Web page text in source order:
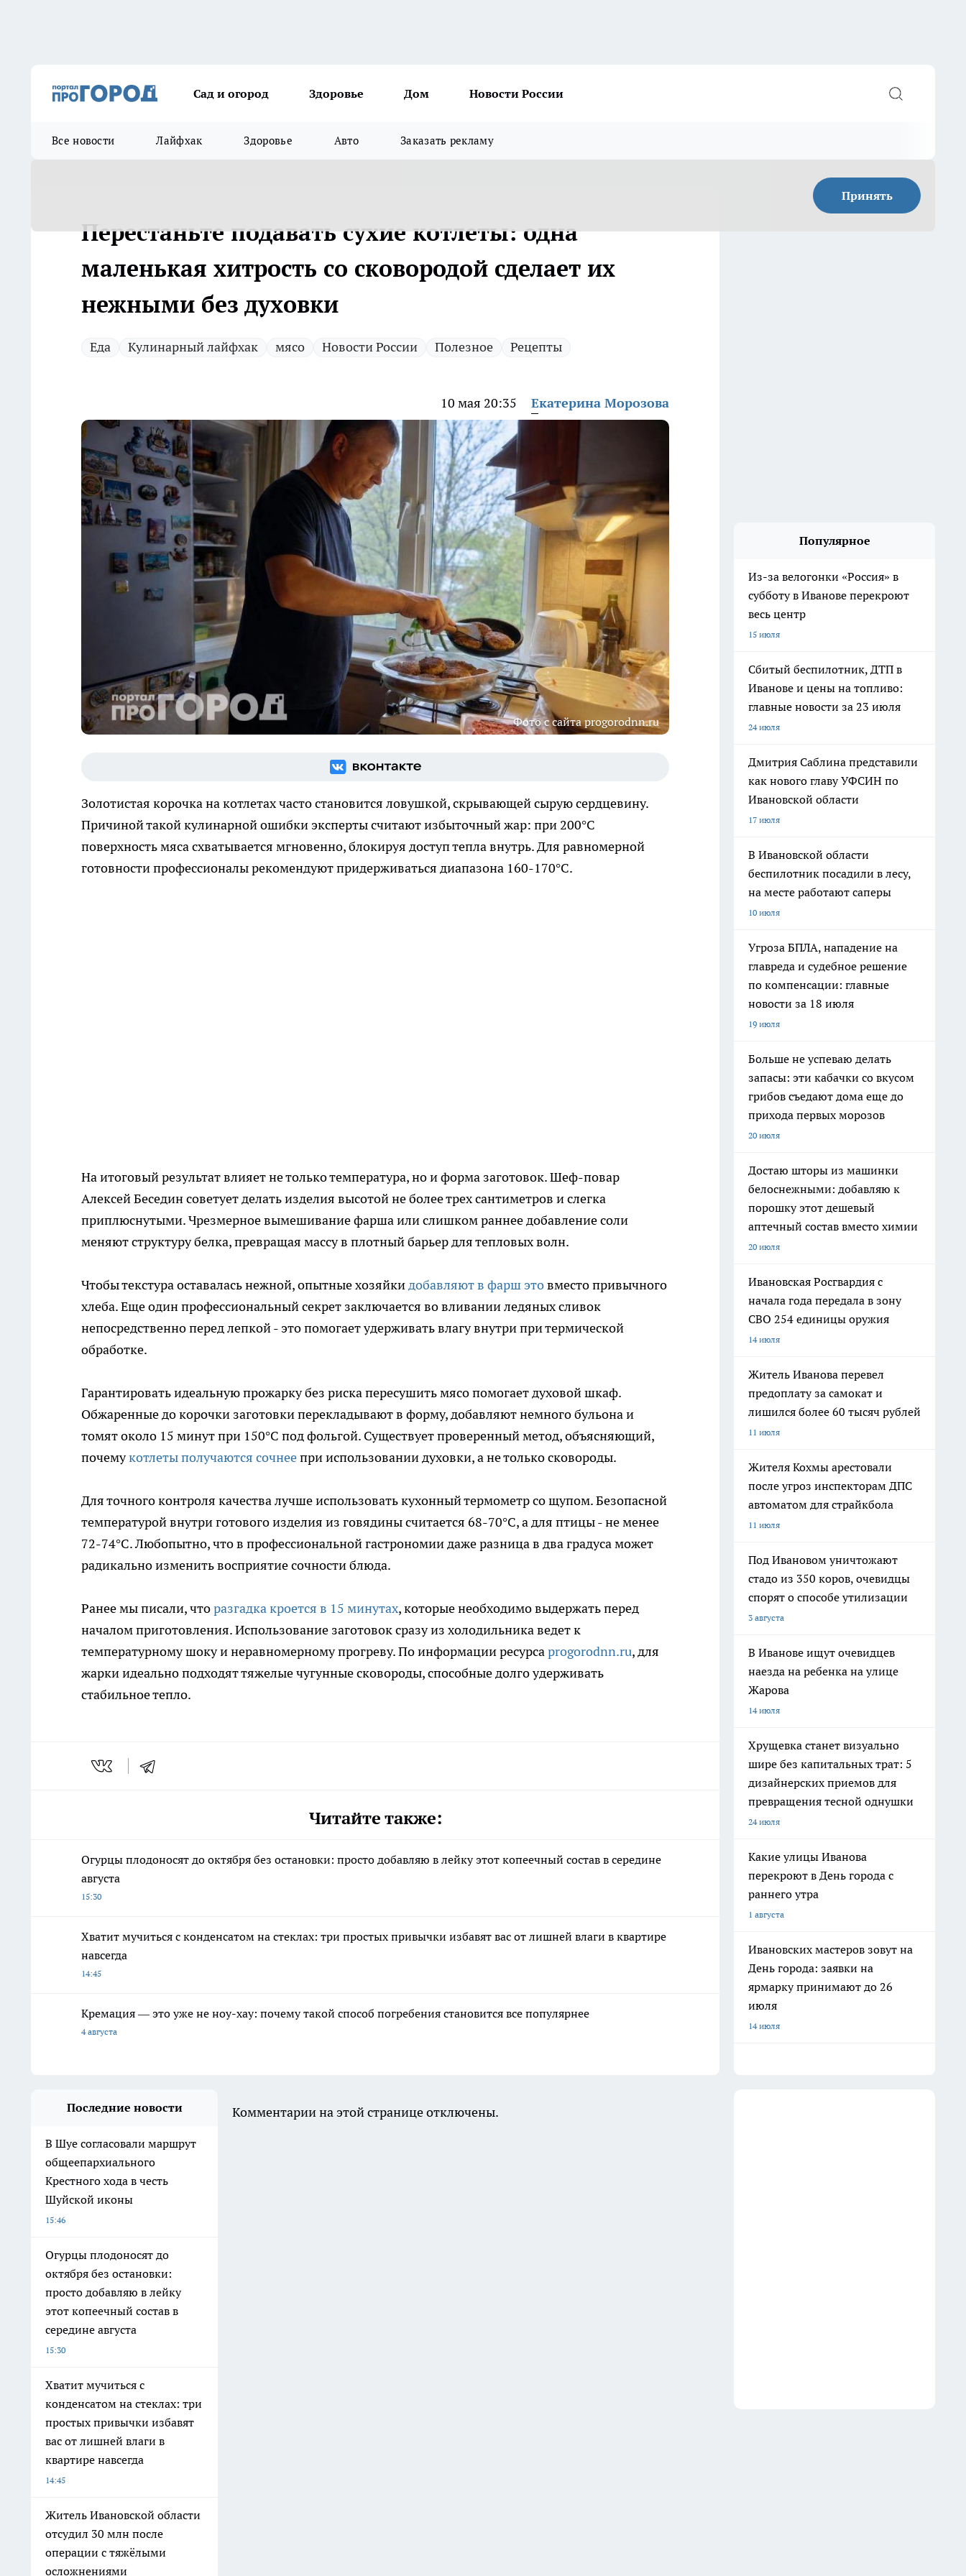
Сад и огород Здоровье Дом Новости России
Все новости Лайфхак Здоровье Авто Заказать рекламу
Принять
Перестаньте подавать сухие котлеты: одна
маленькая хитрость со сковородой сделает их
нежными без духовки
Еда Кулинарный лайфхак мясо Новости России Полезное Рецепты
10 мая 20:35 Екатерина Морозова
Фото с сайта progorodnn.ru
Золотистая корочка на котлетах часто становится ловушкой, скрывающей сырую сердцевину.
Причиной такой кулинарной ошибки эксперты считают избыточный жар: при 200°C
поверхность мяса схватывается мгновенно, блокируя доступ тепла внутрь. Для равномерной
готовности профессионалы рекомендуют придерживаться диапазона 160-170°C.
На итоговый результат влияет не только температура, но и форма заготовок. Шеф-повар
Алексей Беседин советует делать изделия высотой не более трех сантиметров и слегка
приплюснутыми. Чрезмерное вымешивание фарша или слишком раннее добавление соли
меняют структуру белка, превращая массу в плотный барьер для тепловых волн.
Чтобы текстура оставалась нежной, опытные хозяйкидобавляют в фарш этовместо привычного
хлеба. Еще один профессиональный секрет заключается во вливании ледяных сливок
непосредственно перед лепкой - это помогает удерживать влагу внутри при термической
обработке.
Гарантировать идеальную прожарку без риска пересушить мясо помогает духовой шкаф.
Обжаренные до корочки заготовки перекладывают в форму, добавляют немного бульона и
томят около 15 минут при 150°C под фольгой. Существует проверенный метод, объясняющий,
почемукотлеты получаются сочнеепри использовании духовки, а не только сковороды.
Для точного контроля качества лучше использовать кухонный термометр со щупом. Безопасной
температурой внутри готового изделия из говядины считается 68-70°C, а для птицы - не менее
72-74°C. Любопытно, что в профессиональной гастрономии даже разница в два градуса может
радикально изменить восприятие сочности блюда.
Ранее мы писали, чторазгадка кроется в 15 минутах, которые необходимо выдержать перед
началом приготовления. Использование заготовок сразу из холодильника ведет к
температурному шоку и неравномерному прогреву. По информации ресурсаprogorodnn.ru, для
жарки идеально подходят тяжелые чугунные сковороды, способные долго удерживать
стабильное тепло.
Читайте также:
Огурцы плодоносят до октября без остановки: просто добавляю в лейку этот копеечный состав в середине
августа
15:30
Хватит мучиться с конденсатом на стеклах: три простых привычки избавят вас от лишней влаги в квартире
навсегда
14:45
Кремация — это уже не ноу-хау: почему такой способ погребения становится все популярнее
4 августа
Популярное
Из-за велогонки «Россия» в
субботу в Иванове перекроют
весь центр
15 июля
Сбитый беспилотник, ДТП в
Иванове и цены на топливо:
главные новости за 23 июля
24 июля
Дмитрия Саблина представили
как нового главу УФСИН по
Ивановской области
17 июля
В Ивановской области
беспилотник посадили в лесу,
на месте работают саперы
10 июля
Угроза БПЛА, нападение на
главреда и судебное решение
по компенсации: главные
новости за 18 июля
19 июля
Больше не успеваю делать
запасы: эти кабачки со вкусом
грибов съедают дома еще до
прихода первых морозов
20 июля
Достаю шторы из машинки
белоснежными: добавляю к
порошку этот дешевый
аптечный состав вместо химии
20 июля
Ивановская Росгвардия с
начала года передала в зону
СВО 254 единицы оружия
14 июля
Житель Иванова перевел
предоплату за самокат и
лишился более 60 тысяч рублей
11 июля
Жителя Кохмы арестовали
после угроз инспекторам ДПС
автоматом для страйкбола
11 июля
Под Ивановом уничтожают
стадо из 350 коров, очевидцы
спорят о способе утилизации
3 августа
В Иванове ищут очевидцев
наезда на ребенка на улице
Жарова
14 июля
Хрущевка станет визуально
шире без капитальных трат: 5
дизайнерских приемов для
превращения тесной однушки
24 июля
Какие улицы Иванова
перекроют в День города с
раннего утра
1 августа
Ивановских мастеров зовут на
День города: заявки на
ярмарку принимают до 26
июля
14 июля
Последние новости
В Шуе согласовали маршрут
общеепархиального
Крестного хода в честь
Шуйской иконы
15:46
Огурцы плодоносят до
октября без остановки:
просто добавляю в лейку
этот копеечный состав в
середине августа
15:30
Хватит мучиться с
конденсатом на стеклах: три
простых привычки избавят
вас от лишней влаги в
квартире навсегда
14:45
Житель Ивановской области
отсудил 30 млн после
операции с тяжёлыми
осложнениями
Комментарии на этой странице отключены.